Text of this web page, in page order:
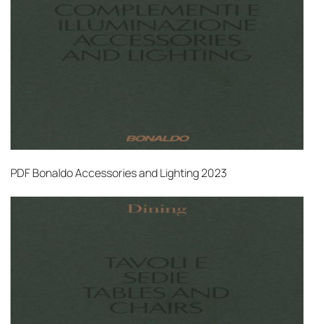
PDFBonaldo Accessories and Lighting 2023